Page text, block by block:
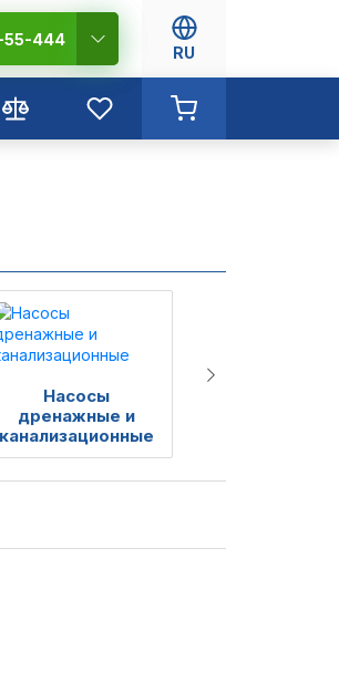
55-444
RU
Насосы
дренажные и
канализационные